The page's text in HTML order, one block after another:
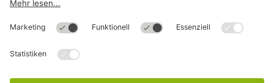
Cookie Informationen
©